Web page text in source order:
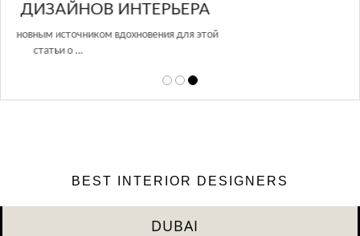
ПОДХОД К ДИЗАЙНУ
Glazov Design Group- это одна из лучших студий дизайна интерьера
BEST INTERIOR DESIGNERS
DUBAI